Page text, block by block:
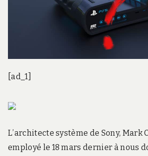
[ad_1]
L’architecte système de Sony, Mark
employé le 18 mars dernier à nous